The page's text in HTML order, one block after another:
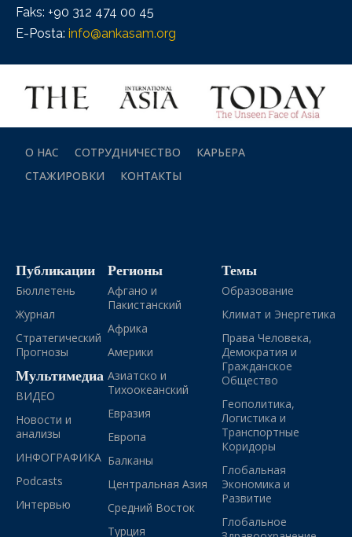
Faks: +90 312 474 00 45
E-Posta: info@ankasam.org
О НАС СОТРУДНИЧЕСТВО
КАРЬЕРА
СТАЖИРОВКИ
КОНТАКТЫ
Публикации
Бюллетень
Журнал
Стратегический
Прогнозы
Мультимедиа
ВИДЕО
Новости и
анализы
ИНФОГРАФИКА
Podcasts
Интервью
Регионы
Афгано и
Пакистанский
Африка
Америки
Азиатско и
Тихоокеанский
Евразия
Европа
Балканы
Центральная Азия
Средний Восток
Турция
Темы
Образование
Климат и Энергетика
Права Человека,
Демократия и
Гражданское
Общество
Геополитика,
Логистика и
Транспортные
Коридоры
Глобальная
Экономика и
Развитие
Глобальное